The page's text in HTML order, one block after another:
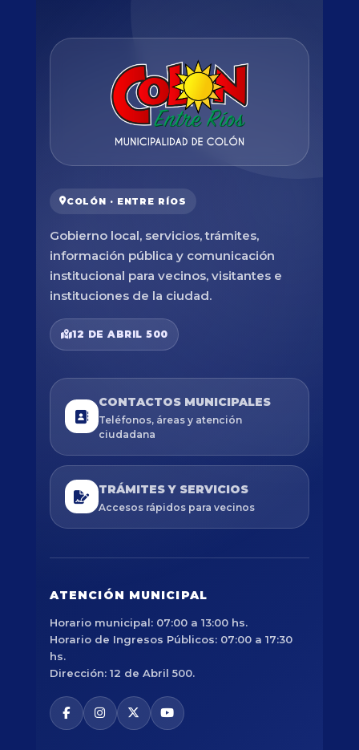
COLÓN · ENTRE RÍOS
Gobierno local, servicios, trámites,
información pública y comunicación
institucional para vecinos, visitantes e
instituciones de la ciudad.
12 DE ABRIL 500
CONTACTOS MUNICIPALES
Teléfonos, áreas y atención
ciudadana
TRÁMITES Y SERVICIOS
Accesos rápidos para vecinos
ATENCIÓN MUNICIPAL
Horario municipal: 07:00 a 13:00 hs.
Horario de Ingresos Públicos: 07:00 a 17:30
hs.
Dirección: 12 de Abril 500.